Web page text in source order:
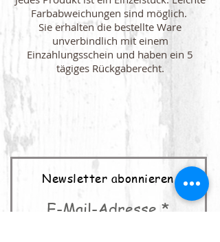
Farbabweichungen sind möglich.
Sie erhalten die bestellte Ware
unverbindlich mit einem
Einzahlungsschein und haben ein 5
tägiges Rückgaberecht.
Newsletter abonnieren
E-Mail-Adresse